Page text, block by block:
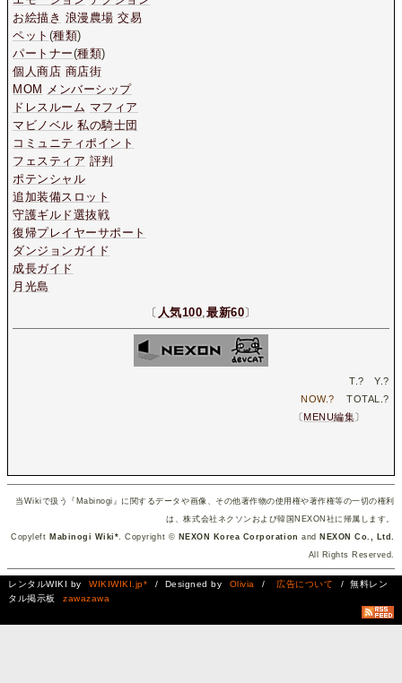
お絵描き 浪漫農場 交易
ペット (種類)
パートナー(種類)
個人商店 商店街
MOM メンバーシップ
ドレスルーム マフィア
マビノベル 私の騎士団
コミュニティポイント
フェスティア 評判
ポテンシャル
追加装備スロット
守護ギルド選抜戦
復帰プレイヤーサポート
ダンジョンガイド
成長ガイド
月光島
〔 人気100,最新60〕
T.? Y.?
NOW.? TOTAL.?
〔 MENU編集〕
当Wikiで扱う『Mabinogi』に関するデータや画像、その他著作物の使用権や著作権等の一切の権利
は、株式会社ネクソンおよび韓国NEXON社に帰属します。
Copyleft Mabinogi Wiki* . Copyright © NEXON Korea Corporation and NEXON Co., Ltd.
All Rights Reserved.
レンタルWIKI by WIKIWIKI.jp* / Designed by Olivia / 広告について
/ 無料レン
タル掲示板
zawazawa